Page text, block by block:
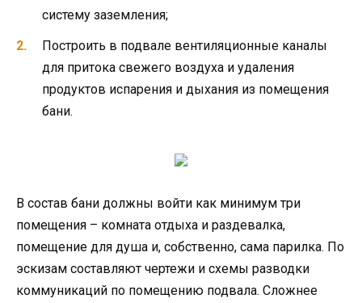
систему заземления;
Построить в подвале вентиляционные каналы
для притока свежего воздуха и удаления
продуктов испарения и дыхания из помещения
бани.
В состав бани должны войти как минимум три
помещения – комната отдыха и раздевалка,
помещение для душа и, собственно, сама парилка. По
эскизам составляют чертежи и схемы разводки
коммуникаций по помещению подвала. Сложнее